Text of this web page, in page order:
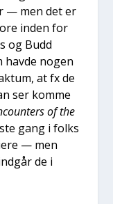
— men det er
inden for
og Budd
nogen
at fx de
ser kom­me
of the
gang i folks
— men
de i